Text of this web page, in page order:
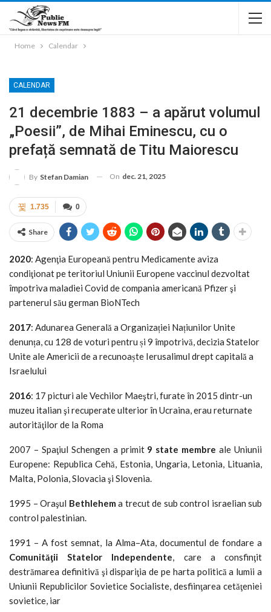
Home Calendar
CALENDAR
21 decembrie 1883 – a apărut volumul
„Poesii”, de Mihai Eminescu, cu o
prefață semnată de Titu Maiorescu
By Stefan Damian On dec. 21, 2025
0
1.735
Share
2020: Agenţia Europeană pentru Medicamente aviza
condiţionat pe teritoriul Uniunii Europene vaccinul dezvoltat
împotriva maladiei Covid de compania americană Pfizer şi
partenerul său german BioNTech
2017: Adunarea Generală a Organizației Națiunilor Unite
denunța, cu 128 de voturi pentru și 9 împotrivă, decizia Statelor
Unite ale Americii de a recunoaște Ierusalimul drept capitală a
Israelului
2016: 17 picturi ale Vechilor Maeştri, furate în 2015 dintr-un
muzeu italian şi recuperate ulterior în Ucraina, erau returnate
autorităţilor de la Roma
2007 – Spaţiul Schengen a primit 9 state membre ale Uniunii
Europene: Republica Cehă, Estonia, Ungaria, Letonia, Lituania,
Malta, Polonia, Slovacia şi Slovenia.
1995 – Oraşul Bethlehem a trecut de sub control israelian sub
control palestinian.
1991 – A fost semnat, la Alma–Ata, documentul de fondare a
Comunităţii Statelor Independente, care a consfinţit
destrămarea definitivă şi dispariţia de pe harta politică a lumii a
Uniunii Republicilor Sovietice Socialiste, desfiinţarea cetăţeniei
sovietice, iar